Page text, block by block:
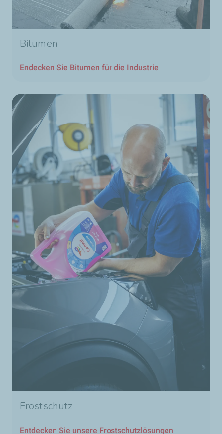
Bitumen
Endecken Sie Bitumen für die Industrie
Frostschutz
Entdecken Sie unsere Frostschutzlösungen